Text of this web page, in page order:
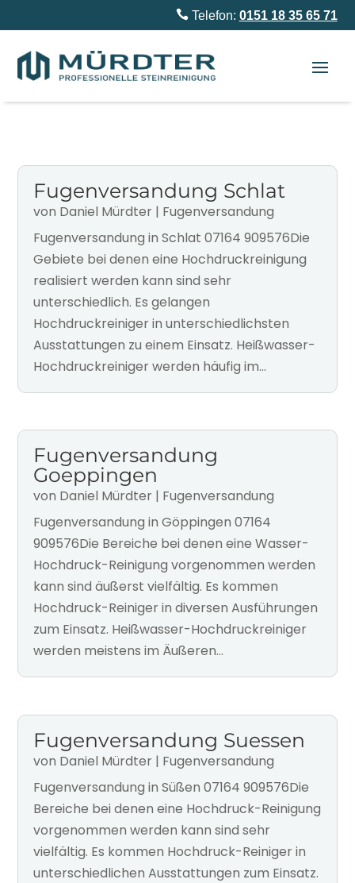
Telefon: 0151 18 35 65 71
Fugenversandung Schlat
von Daniel Mürdter | Fugenversandung
Fugenversandung in Schlat 07164 909576Die
Gebiete bei denen eine Hochdruckreinigung
realisiert werden kann sind sehr
unterschiedlich. Es gelangen
Hochdruckreiniger in unterschiedlichsten
Ausstattungen zu einem Einsatz. Heißwasser-
Hochdruckreiniger werden häufig im...
Fugenversandung
Goeppingen
von Daniel Mürdter | Fugenversandung
Fugenversandung in Göppingen 07164
909576Die Bereiche bei denen eine Wasser-
Hochdruck-Reinigung vorgenommen werden
kann sind äußerst vielfältig. Es kommen
Hochdruck-Reiniger in diversen Ausführungen
zum Einsatz. Heißwasser-Hochdruckreiniger
werden meistens im Äußeren...
Fugenversandung Suessen
von Daniel Mürdter | Fugenversandung
Fugenversandung in Süßen 07164 909576Die
Bereiche bei denen eine Hochdruck-Reinigung
vorgenommen werden kann sind sehr
vielfältig. Es kommen Hochdruck-Reiniger in
unterschiedlichen Ausstattungen zum Einsatz.